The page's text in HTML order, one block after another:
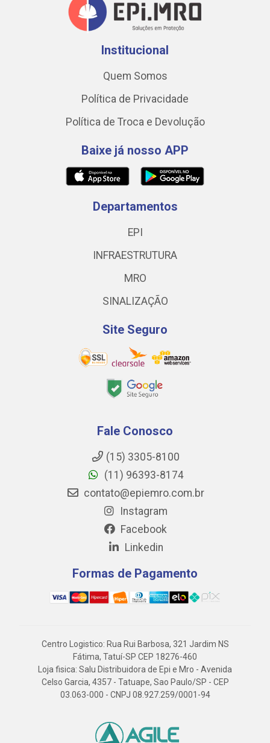
Institucional
Quem Somos
Política de Privacidade
Política de Troca e Devolução
Baixe já nosso APP
Departamentos
EPI
INFRAESTRUTURA
MRO
SINALIZAÇÃO
Site Seguro
Fale Conosco
(15) 3305-8100
(11) 96393-8174
contato@epiemro.com.br
Instagram
Facebook
Linkedin
Formas de Pagamento
Centro Logistico: Rua Rui Barbosa, 321 Jardim NS
Fátima, Tatuí-SP CEP 18276-460
Loja fisica: Salu Distribuidora de Epi e Mro - Avenida
Celso Garcia, 4357 - Tatuape, Sao Paulo/SP - CEP
03.063-000 - CNPJ 08.927.259/0001-94